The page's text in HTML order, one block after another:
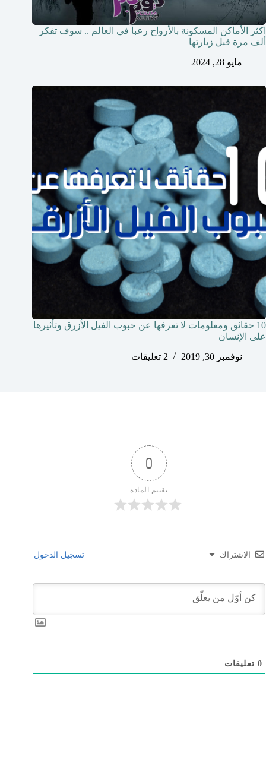
اكثر الأماكن المسكونة بالأرواح رعبا في العالم .. سوف تفكر
ألف مرة قبل زيارتها
مايو 28, 2024
10 حقائق ومعلومات لا تعرفها عن حبوب الفيل الأزرق وتأثيرها
على الإنسان
نوفمبر 30, 2019
2 تعليقات
0
تقييم المادة
الاشتراك تسجيل الدخول
0 تعليقات